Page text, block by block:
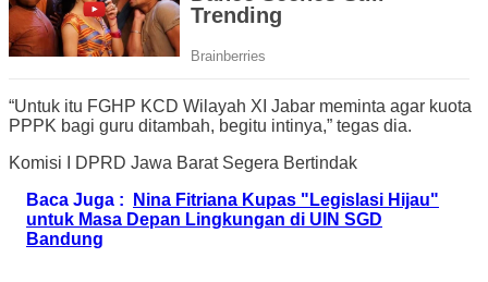
“Untuk itu FGHP KCD Wilayah XI Jabar meminta agar kuota
PPPK bagi guru ditambah, begitu intinya,” tegas dia.
Komisi I DPRD Jawa Barat Segera Bertindak
Baca Juga :
Nina Fitriana Kupas "Legislasi Hijau"
untuk Masa Depan Lingkungan di UIN SGD
Bandung